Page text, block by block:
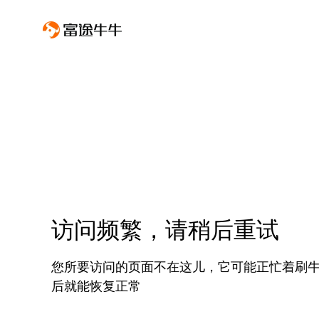
访问频繁，请稍后重试
您所要访问的页面不在这儿，它可能正忙着刷
后就能恢复正常